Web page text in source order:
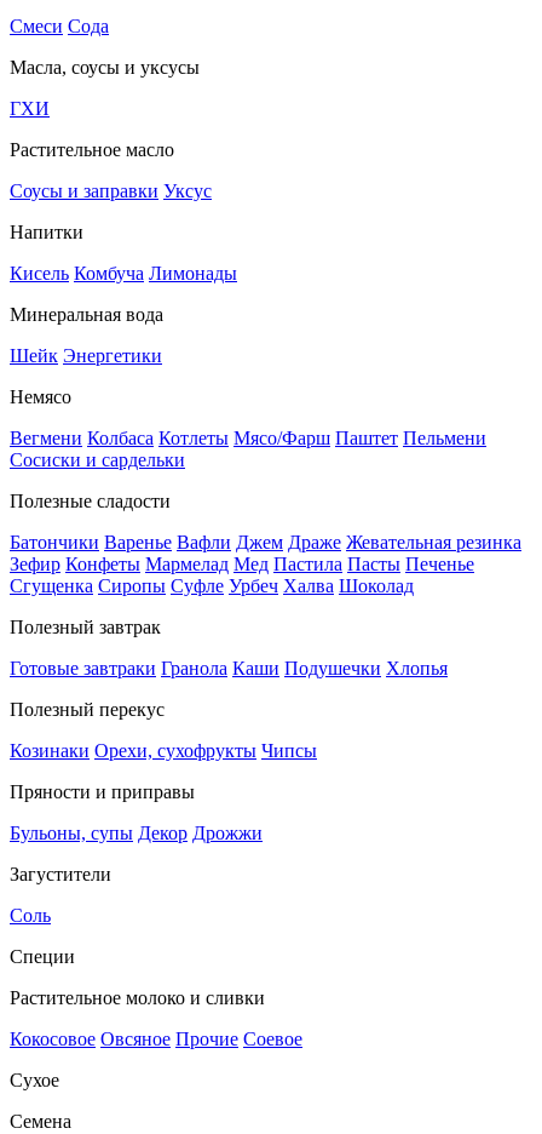
Смеси Сода
Масла, соусы и уксусы
ГХИ
Растительное масло
Соусы и заправки Уксус
Напитки
Кисель Комбуча Лимонады
Минеральная вода
Шейк Энергетики
Немясо
Вегмени Колбаса Котлеты Мясо/Фарш Паштет Пельмени
Сосиски и сардельки
Полезные сладости
Батончики Варенье Вафли Джем Драже Жевательная резинка
Зефир Конфеты Мармелад Мед Пастила Пасты Печенье
Сгущенка Сиропы Суфле Урбеч Халва Шоколад
Полезный завтрак
Готовые завтраки Гранола Каши Подушечки Хлопья
Полезный перекус
Козинаки Орехи, сухофрукты Чипсы
Пряности и приправы
Бульоны, супы Декор Дрожжи
Загустители
Соль
Специи
Растительное молоко и сливки
Кокосовое Овсяное Прочие Соевое
Сухое
Семена